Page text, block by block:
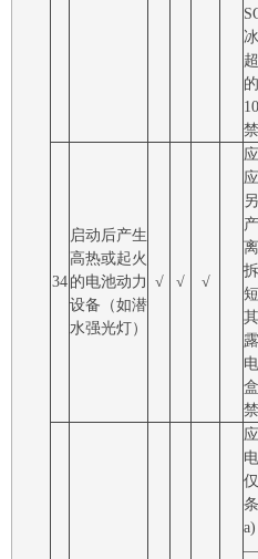
34
启动后产生
高热或起火
的电池动力
设备（如潜
水强光灯）
√ √ √
离